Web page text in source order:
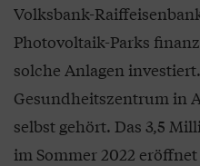
Volksbank-
Photovoltaik-Parks
solche Anlagen
Gesundheitszentrum in
selbst gehört. Das 3,5
im Sommer 2022